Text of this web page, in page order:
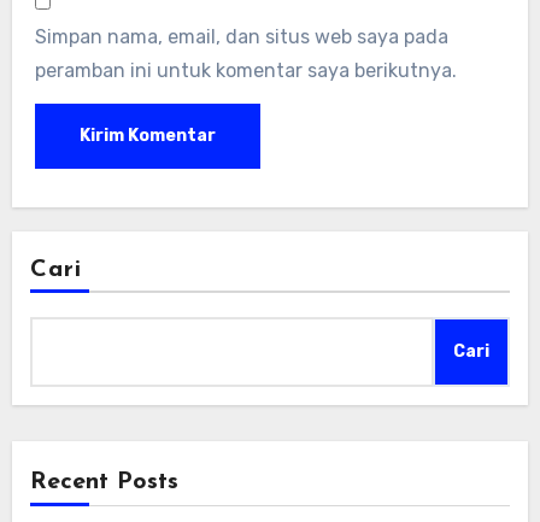
Simpan nama, email, dan situs web saya pada
peramban ini untuk komentar saya berikutnya.
Cari
Cari
Recent Posts